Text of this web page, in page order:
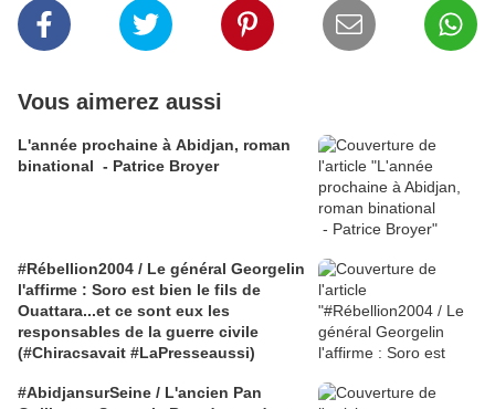
Vous aimerez aussi
L'année prochaine à Abidjan, roman
binational - Patrice Broyer
#Rébellion2004 / Le général Georgelin
l'affirme : Soro est bien le fils de
Ouattara...et ce sont eux les
responsables de la guerre civile
(#Chiracsavait #LaPresseaussi)
#AbidjansurSeine / L'ancien Pan